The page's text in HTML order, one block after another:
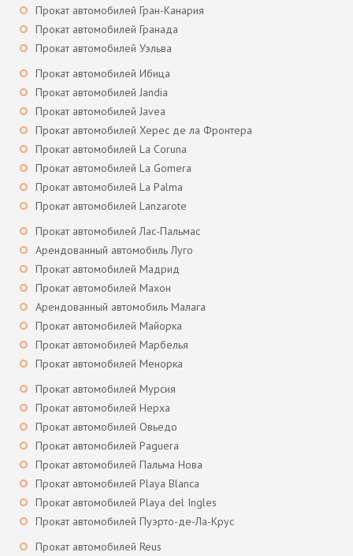
Прокат автомобилей Гран-Канария
Прокат автомобилей Гранада
Прокат автомобилей Уэльва
Прокат автомобилей Ибица
Прокат автомобилей Jandia
Прокат автомобилей Javea
Прокат автомобилей Херес де ла Фронтера
Прокат автомобилей La Coruna
Прокат автомобилей La Gomera
Прокат автомобилей La Palma
Прокат автомобилей Lanzarote
Прокат автомобилей Лас-Пальмас
Арендованный автомобиль Луго
Прокат автомобилей Мадрид
Прокат автомобилей Махон
Арендованный автомобиль Малага
Прокат автомобилей Майорка
Прокат автомобилей Марбелья
Прокат автомобилей Менорка
Прокат автомобилей Мурсия
Прокат автомобилей Нерха
Прокат автомобилей Овьедо
Прокат автомобилей Paguera
Прокат автомобилей Пальма Нова
Прокат автомобилей Playa Blanca
Прокат автомобилей Playa del Ingles
Прокат автомобилей Пуэрто-де-Ла-Крус
Прокат автомобилей Reus